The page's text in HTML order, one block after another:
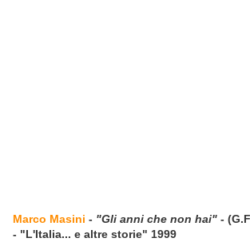
Marco Masini - "Gli anni che non hai" -
- "L'Italia... e altre storie" 1999